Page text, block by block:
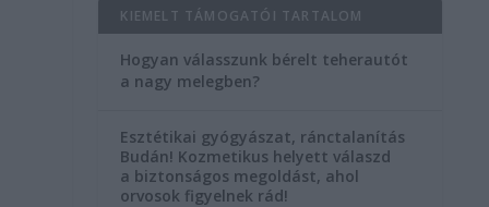
KIEMELT TÁMOGATÓI TARTALOM
Hogyan válasszunk bérelt teherautót
a nagy melegben?
Esztétikai gyógyászat, ránctalanítás
Budán! Kozmetikus helyett válaszd
a biztonságos megoldást, ahol
orvosok figyelnek rád!